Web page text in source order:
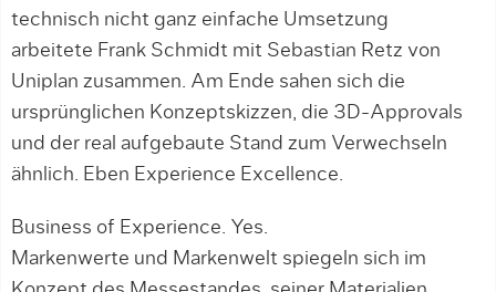
technisch nicht ganz einfache Umsetzung
arbeitete Frank Schmidt mit Sebastian Retz von
Uniplan zusammen. Am Ende sahen sich die
ursprünglichen Konzeptskizzen, die 3D-Approvals
und der real aufgebaute Stand zum Verwechseln
ähnlich. Eben Experience Excellence.
Business of Experience. Yes.
Markenwerte und Markenwelt spiegeln sich im